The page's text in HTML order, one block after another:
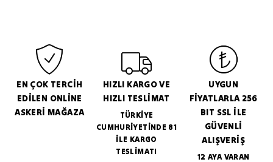
EN ÇOK TERCİH
EDİLEN ONLİNE
ASKERİ MAĞAZA
HIZLI KARGO VE
HIZLI TESLİMAT
TÜRKİYE
CUMHURİYETİNDE 81
İLE KARGO
TESLİMATI
UYGUN
FİYATLARLA 256
BIT SSL İLE
GÜVENLİ
ALIŞVERİŞ
12 AYA VARAN